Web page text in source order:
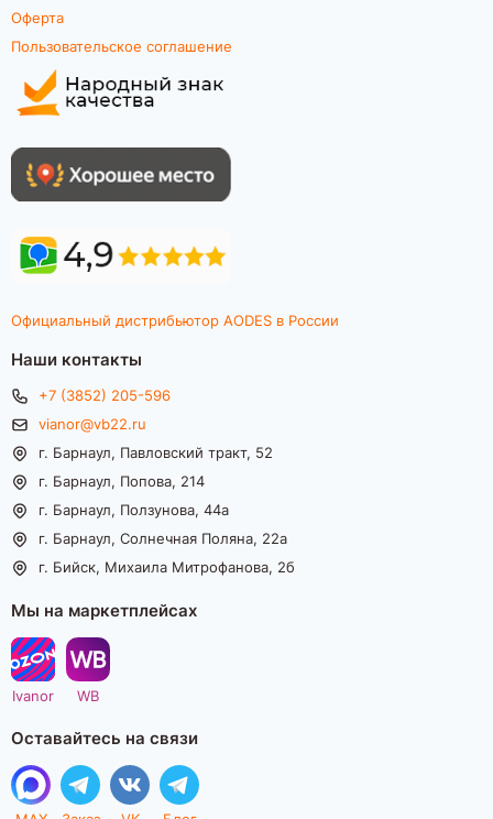
Оферта
Пользовательское соглашение
Официальный дистрибьютор AODES в России
Наши контакты
+7 (3852) 205-596
vianor@vb22.ru
г. Барнаул, Павловский тракт, 52
г. Барнаул, Попова, 214
г. Барнаул, Ползунова, 44а
г. Барнаул, Солнечная Поляна, 22а
г. Бийск, Михаила Митрофанова, 2б
Мы на маркетплейсах
Ivanor WB
Оставайтесь на связи